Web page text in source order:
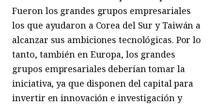
Fueron los grandes grupos empresariales
los que ayudaron a Corea del Sur y Taiwán a
alcanzar sus ambiciones tecnológicas. Por lo
tanto, también en Europa, los grandes
grupos empresariales deberían tomar la
iniciativa, ya que disponen del capital para
invertir en innovación e investigación y